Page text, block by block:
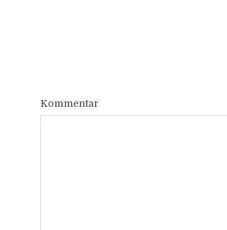
Kommentar